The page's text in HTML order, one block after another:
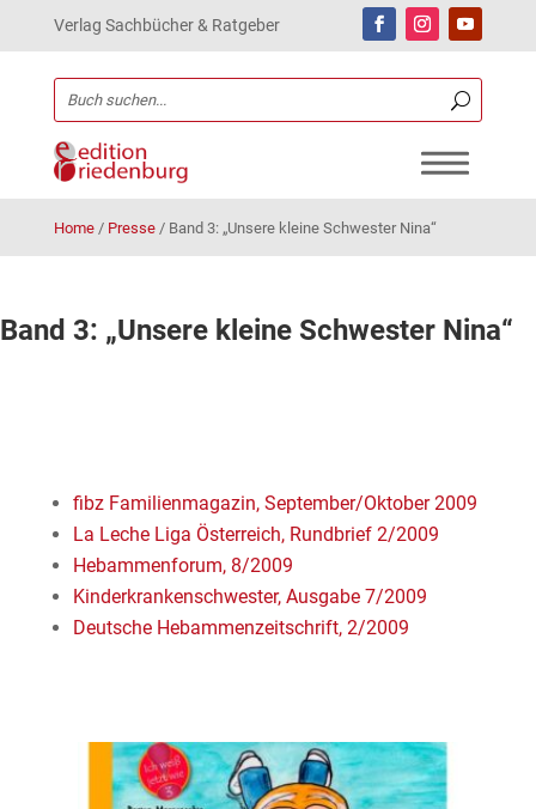
Verlag Sachbücher & Ratgeber
Home/ Presse/ Band 3: „Unsere kleine Schwester Nina“
Band 3: „Unsere kleine Schwester Nina“
fibz Familienmagazin, September/Oktober 2009
La Leche Liga Österreich, Rundbrief 2/2009
Hebammenforum, 8/2009
Kinderkrankenschwester, Ausgabe 7/2009
Deutsche Hebammenzeitschrift, 2/2009